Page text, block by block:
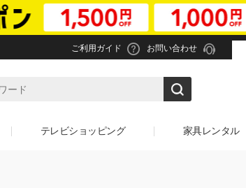
ご利用ガイド お問い合わせ
テレビショッピング 家具レンタル